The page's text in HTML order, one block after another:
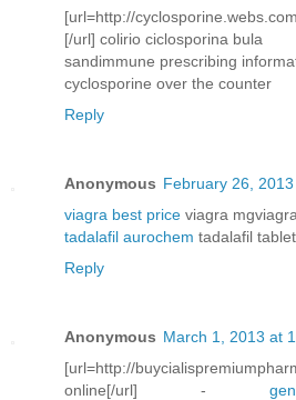
[url=http://
[/url] colirio ciclosporina bula
sandimmune prescribing
cyclosporine over the counter
Reply
Anonymous February 26,
viagra best price viagra
tadalafil aurochem tadalafil
Reply
Anonymous March 1, 2013 at
[url=http://
online[/url] -